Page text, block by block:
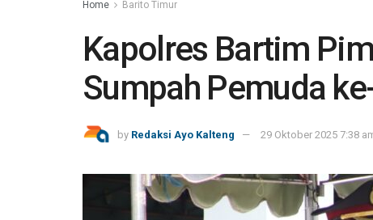
Home Barito Timur
Kapolres Bartim
Sumpah Pemuda
by Redaksi Ayo Kalteng 29 Oktober 2025 7:38